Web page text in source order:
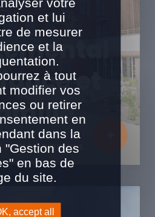
BOIS
et
et lui
de mesurer
et la
à tout
modifier vos
ou retirer
en
dans la
"Gestion des
en bas de
du site.
accept all